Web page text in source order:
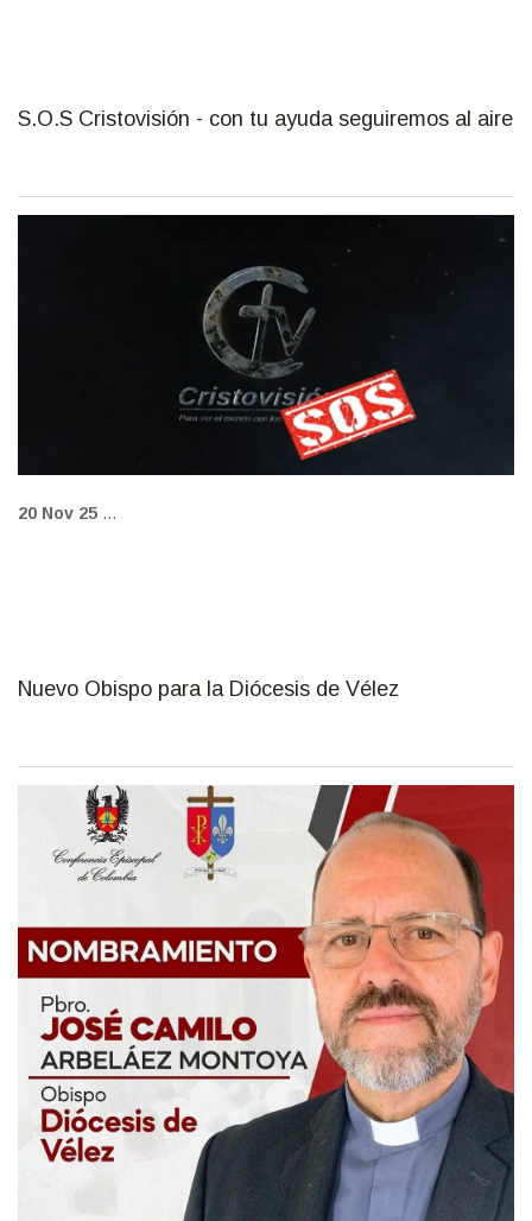
S.O.S Cristovisión - con tu ayuda seguiremos al aire
20 Nov 25 ...
Nuevo Obispo para la Diócesis de Vélez
fot_escrita_14_nov.jpg